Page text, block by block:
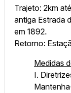
Trajeto: 2km
antiga Estrada
em 1892.
Retorno:
Medidas
I.